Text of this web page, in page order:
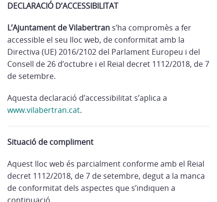
DECLARACIÓ D’ACCESSIBILITAT
L’Ajuntament de Vilabertran s’ha compromès a fer
accessible el seu lloc web, de conformitat amb la
Directiva (UE) 2016/2102 del Parlament Europeu i del
Consell de 26 d’octubre i el Reial decret 1112/2018, de 7
de setembre.
Aquesta declaració d’accessibilitat s’aplica a
www.vilabertran.cat.
Situació de compliment
Aquest lloc web és parcialment conforme amb el Reial
decret 1112/2018, de 7 de setembre, degut a la manca
de conformitat dels aspectes que s’indiquen a